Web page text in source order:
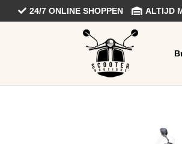
24/7 ONLINE SHOPPEN ALTIJD